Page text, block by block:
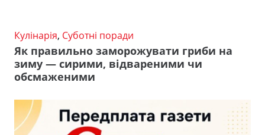
Кулінарія, Суботні поради
Як правильно заморожувати гриби на
зиму — сирими, відвареними чи
обсмаженими